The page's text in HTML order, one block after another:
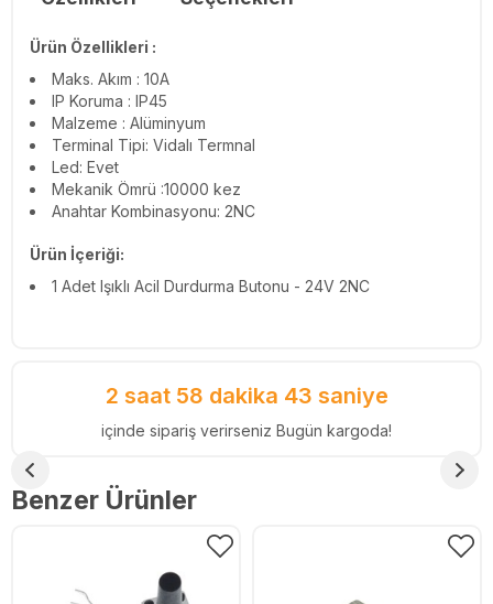
Ürün Özellikleri :
Maks. Akım : 10A
IP Koruma : IP45
Malzeme : Alüminyum
Terminal Tipi: Vidalı Termnal
Led: Evet
Mekanik Ömrü :10000 kez
Anahtar Kombinasyonu: 2NC
Ürün İçeriği:
1 Adet Işıklı Acil Durdurma Butonu - 24V 2NC
2 saat 58 dakika 43 saniye
içinde sipariş verirseniz Bugün kargoda!
Benzer Ürünler